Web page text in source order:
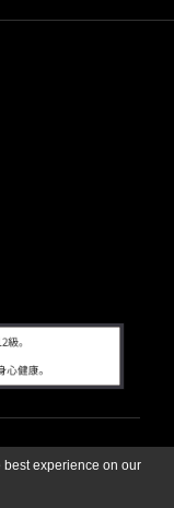
experience on our